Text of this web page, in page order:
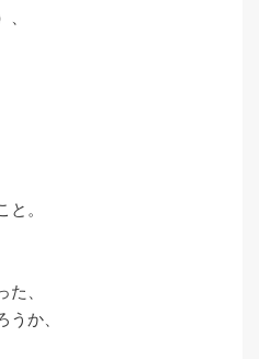
、
と。
、
か、